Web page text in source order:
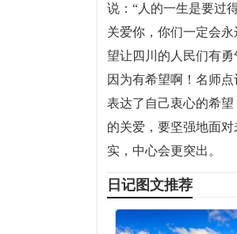
说：“人的一生是要过
关爱你，你们一定会
望让四川的人民们有
因为有希望啊！名师
表达了自己衷心的希
的关爱，要坚强地面
实，中心会更突出。
日记图文推荐